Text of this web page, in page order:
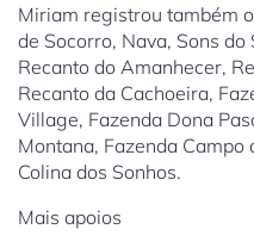
Miriam registrou também
de Socorro, Nava, Sons
Recanto do Amanhecer,
Recanto da Cachoeira,
Village, Fazenda Dona
Montana, Fazenda Campo
Colina dos Sonhos.
Mais apoios